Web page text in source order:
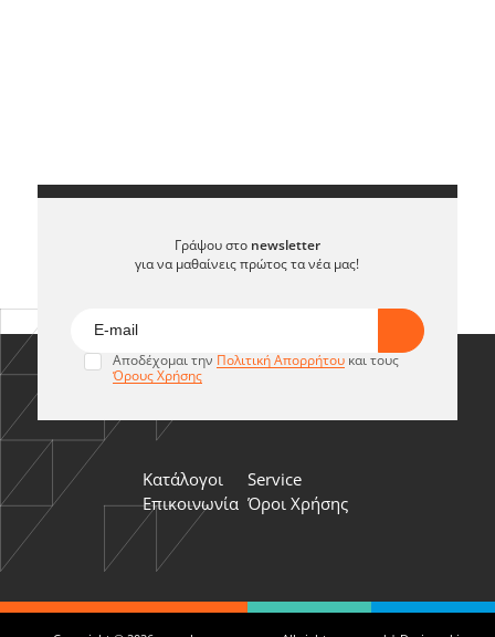
Γράψου στο newsletter
για να μαθαίνεις πρώτος τα νέα μας!
Αποδέχομαι την Πολιτική Απορρήτουκαι τους
Όρους Χρήσης
Κατάλογοι
Service
Επικοινωνία Όροι Χρήσης